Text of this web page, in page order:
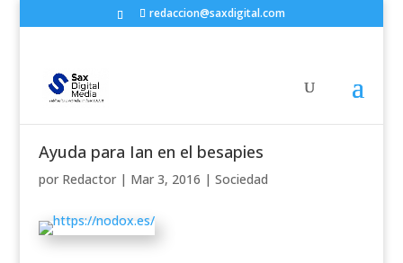
redaccion@saxdigital.com
Ayuda para Ian en el besapies
por Redactor| Mar 3, 2016 | Sociedad